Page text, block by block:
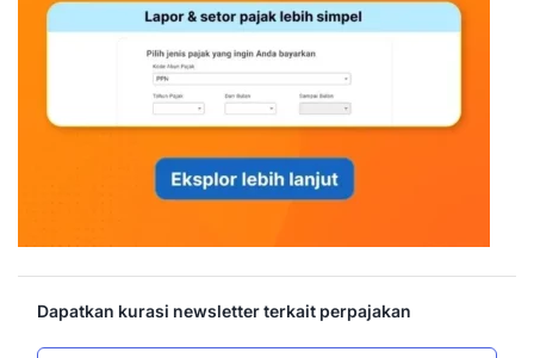
Dapatkan kurasi newsletter terkait perpajakan